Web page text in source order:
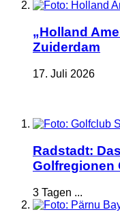
„Holland
Zuiderdam
17. Juli 2026
Radstadt:
Golfregionen
3 Tagen ...